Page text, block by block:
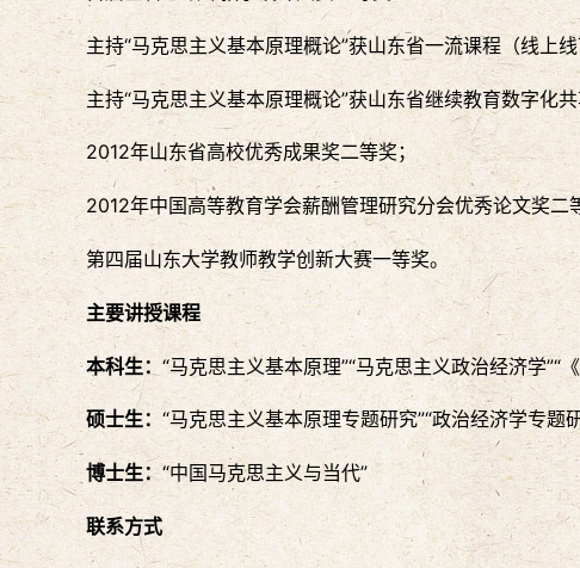
主持“马克思主义基本原理概论”获山东省一流课程（线上线
主持“马克思主义基本原理概论”获山东省继续教育数字化
2012年山东省高校优秀成果奖二等奖；
2012年中国高等教育学会薪酬管理研究分会优秀论文奖二
第四届山东大学教师教学创新大赛一等奖。
主要讲授课程
本科生：“马克思主义基本原理”“马克思主义政治经济学”“
硕士生：“马克思主义基本原理专题研究”“政治经济学专题
博士生：“中国马克思主义与当代”
联系方式